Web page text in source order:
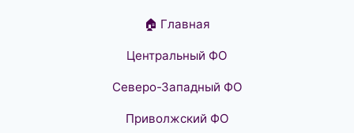
🏠 Главная
Центральный ФО
Северо-Западный ФО
Приволжский ФО